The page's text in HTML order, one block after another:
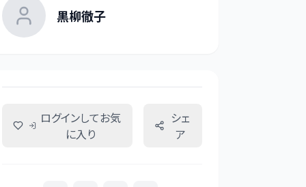
黒柳徹子
ログインしてお気
に入り
シェ
ア